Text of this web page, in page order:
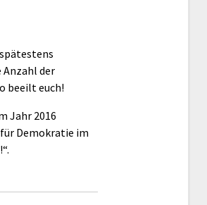
Anzahl der
beeilt euch!
Jahr 2016
Demokratie im